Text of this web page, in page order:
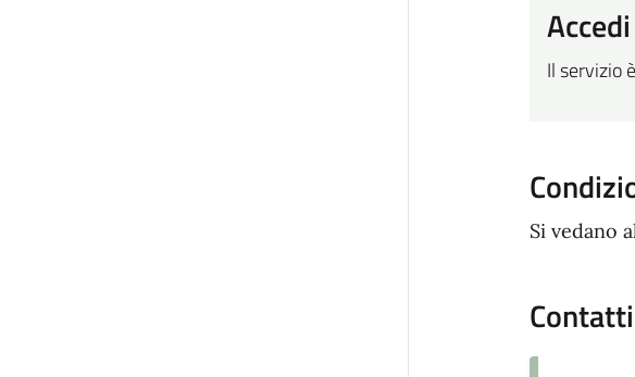
Il servizio
Si vedano
Contatti